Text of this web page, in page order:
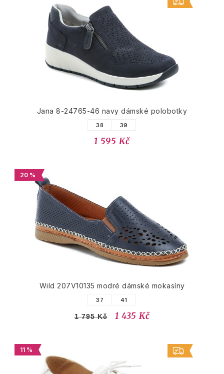
Jana 8-24765-46 navy dámské polobotky
38 39
1 595 Kč
20 %
Wild 207V10135 modré dámské mokasíny
37 41
1 795 Kč 1 435 Kč
11 %